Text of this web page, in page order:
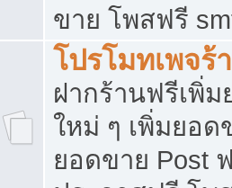
ขาย โพสฟรี
โปรโมทเพจร้
ฝากร้านฟรีเพิ่
ใหม่ ๆ เพิ่มยอด
ยอดขาย Post